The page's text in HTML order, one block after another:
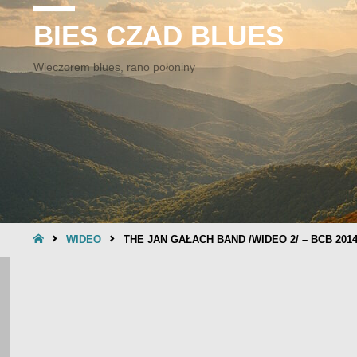
BIES CZAD BLUES
Wieczorem blues, rano połoniny
STRONA
WIDEO THE JAN GAŁACH BAND /WIDEO 2/ – BCB